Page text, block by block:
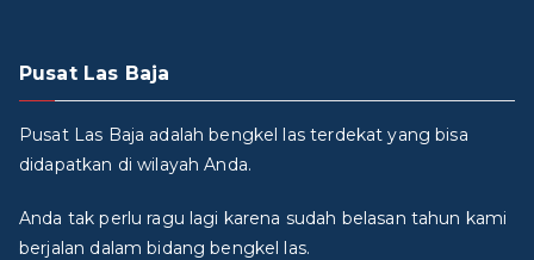
Pusat Las Baja
Pusat Las Baja adalah bengkel las terdekat yang bisa
didapatkan di wilayah Anda.
Anda tak perlu ragu lagi karena sudah belasan tahun kami
berjalan dalam bidang bengkel las.